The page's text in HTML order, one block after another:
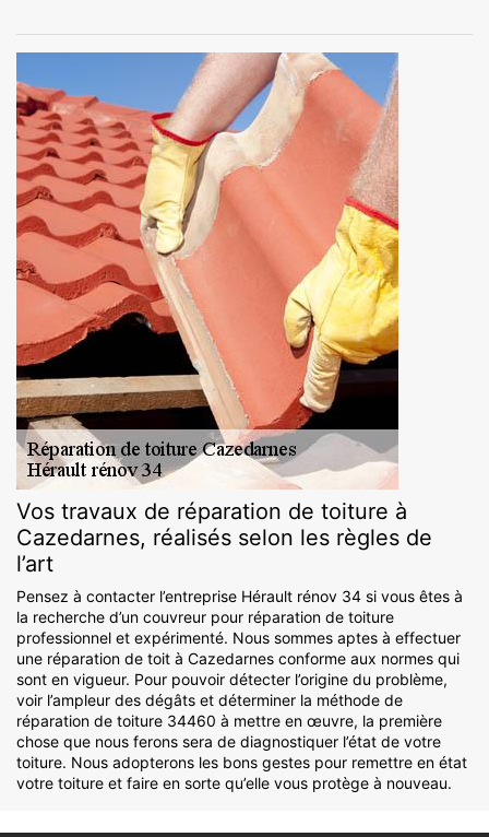
Vos travaux de réparation de toiture à
Cazedarnes, réalisés selon les règles de
l’art
Pensez à contacter l’entreprise Hérault rénov 34 si vous êtes à
la recherche d’un couvreur pour réparation de toiture
professionnel et expérimenté. Nous sommes aptes à effectuer
une réparation de toit à Cazedarnes conforme aux normes qui
sont en vigueur. Pour pouvoir détecter l’origine du problème,
voir l’ampleur des dégâts et déterminer la méthode de
réparation de toiture 34460 à mettre en œuvre, la première
chose que nous ferons sera de diagnostiquer l’état de votre
toiture. Nous adopterons les bons gestes pour remettre en état
votre toiture et faire en sorte qu’elle vous protège à nouveau.